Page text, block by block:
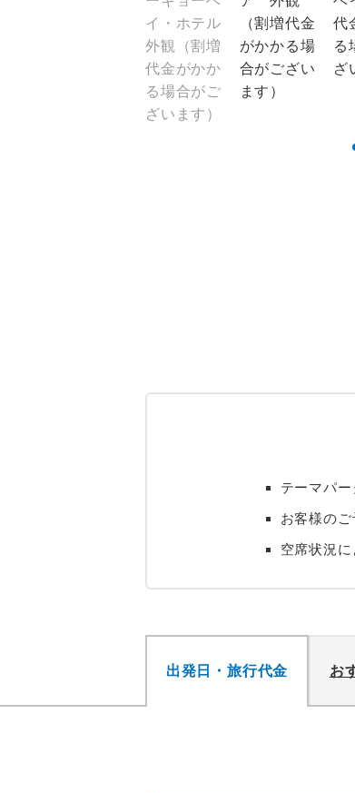
テーマパ
お客様の
空席状況
出発日・旅行代金 お